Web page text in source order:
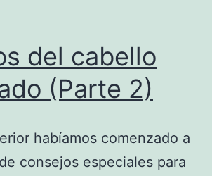
del cabello
(Parte 2)
habíamos comenzado a
consejos especiales para